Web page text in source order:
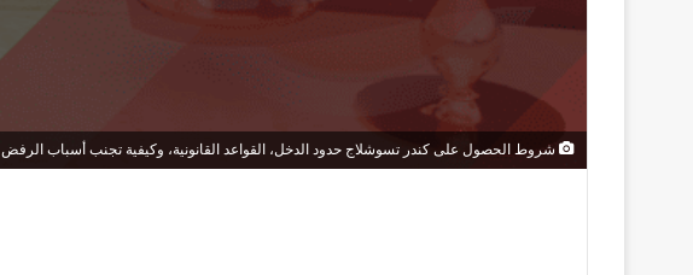
شروط الحصول على كندر تسوشلاج حدود الدخل، القواعد القانونية، وكيفية تجنب أسباب الرفض